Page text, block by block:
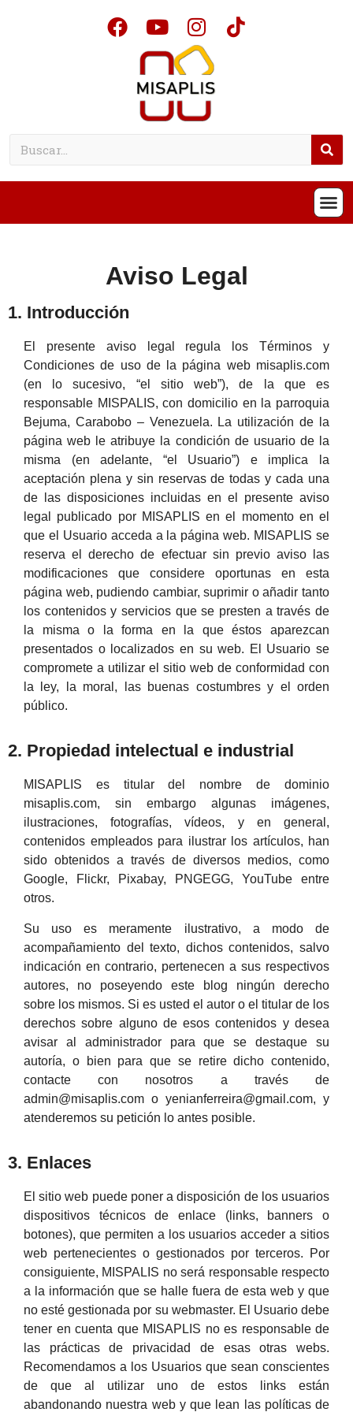
Aviso Legal
1. Introducción
El presente aviso legal regula los Términos y
Condiciones de uso de la página web misaplis.com
(en lo sucesivo, “el sitio web”), de la que es
responsable MISPALIS, con domicilio en la parroquia
Bejuma, Carabobo – Venezuela. La utilización de la
página web le atribuye la condición de usuario de la
misma (en adelante, “el Usuario”) e implica la
aceptación plena y sin reservas de todas y cada una
de las disposiciones incluidas en el presente aviso
legal publicado por MISAPLIS en el momento en el
que el Usuario acceda a la página web. MISAPLIS se
reserva el derecho de efectuar sin previo aviso las
modificaciones que considere oportunas en esta
página web, pudiendo cambiar, suprimir o añadir tanto
los contenidos y servicios que se presten a través de
la misma o la forma en la que éstos aparezcan
presentados o localizados en su web. El Usuario se
compromete a utilizar el sitio web de conformidad con
la ley, la moral, las buenas costumbres y el orden
público.
2. Propiedad intelectual e industrial
MISAPLIS es titular del nombre de dominio
misaplis.com, sin embargo algunas imágenes,
ilustraciones, fotografías, vídeos, y en general,
contenidos empleados para ilustrar los artículos, han
sido obtenidos a través de diversos medios, como
Google, Flickr, Pixabay, PNGEGG, YouTube entre
otros.
Su uso es meramente ilustrativo, a modo de
acompañamiento del texto, dichos contenidos, salvo
indicación en contrario, pertenecen a sus respectivos
autores, no poseyendo este blog ningún derecho
sobre los mismos. Si es usted el autor o el titular de los
derechos sobre alguno de esos contenidos y desea
avisar al administrador para que se destaque su
autoría, o bien para que se retire dicho contenido,
contacte con nosotros a través de
admin@misaplis.com o yenianferreira@gmail.com, y
atenderemos su petición lo antes posible.
3. Enlaces
El sitio web puede poner a disposición de los usuarios
dispositivos técnicos de enlace (links, banners o
botones), que permiten a los usuarios acceder a sitios
web pertenecientes o gestionados por terceros. Por
consiguiente, MISPALIS no será responsable respecto
a la información que se halle fuera de esta web y que
no esté gestionada por su webmaster. El Usuario debe
tener en cuenta que MISAPLIS no es responsable de
las prácticas de privacidad de esas otras webs.
Recomendamos a los Usuarios que sean conscientes
de que al utilizar uno de estos links están
abandonando nuestra web y que lean las políticas de